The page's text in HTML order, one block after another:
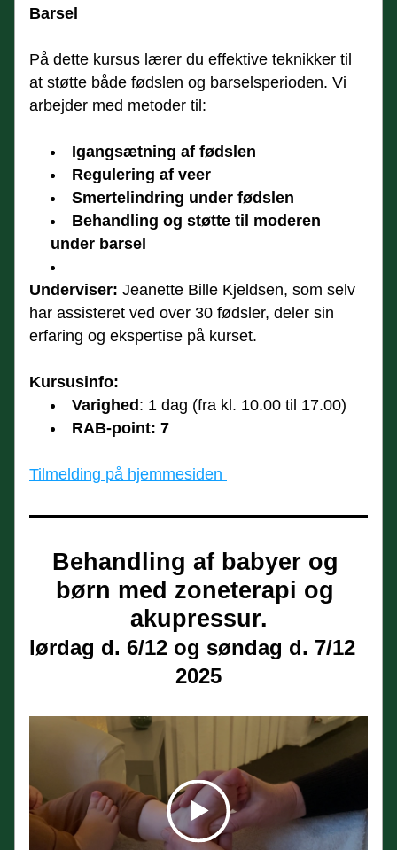
Barsel
På dette kursus lærer du effektive teknikker til
at støtte både fødslen og barselsperioden. Vi
arbejder med metoder til:
Igangsætning af fødslen
Regulering af veer
Smertelindring under fødslen
Behandling og støtte til moderen
under barsel
Underviser: Jeanette Bille Kjeldsen, som selv
har assisteret ved over 30 fødsler, deler sin
erfaring og ekspertise på kurset.
Kursusinfo:
Varighed : 1 dag (fra kl. 10.00 til 17.00)
RAB-point: 7
Tilmelding på hjemmesiden
Behandling af babyer og
børn med zoneterapi og
akupressur.
lørdag d. 6/12 og søndag d. 7/12
2025